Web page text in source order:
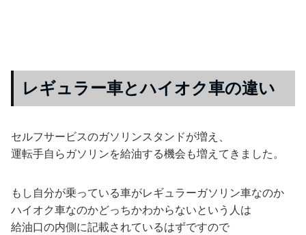
レギュラー車とハイオク車の違い
セルフサービスのガソリンスタンドが増え、
運転手自らガソリンを給油する機会も増えてきました。
もし自分が乗っている車がレギュラーガソリン車なのか
ハイオク車なのかどっちかわからないという人は
給油口の内側に記載されているはずですので